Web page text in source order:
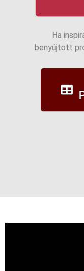
Ha
benyújtott